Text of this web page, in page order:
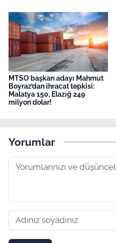
MTSO başkan adayı Mahmut
Boyraz’dan ihracat tepkisi:
Malatya 150, Elazığ 249
milyon dolar!
Yorumlar